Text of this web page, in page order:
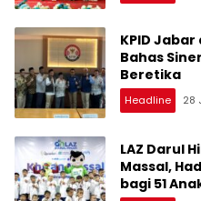
KPID
Bahas
Beretika
Headline 28
LAZ Darul
Massal,
bagi 51